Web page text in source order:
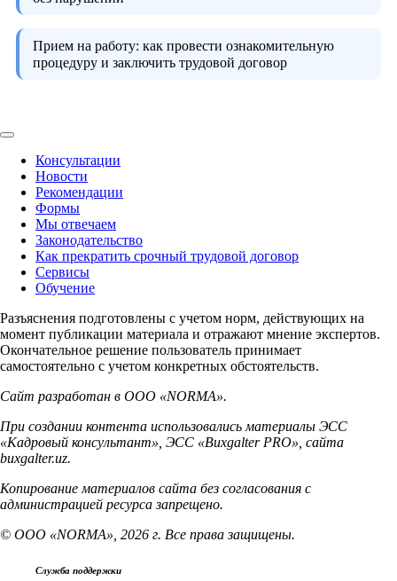
Прием на работу: как провести ознакомительную
процедуру и заключить трудовой договор
Консультации
Новости
Рекомендации
Формы
Мы отвечаем
Законодательство
Как прекратить срочный трудовой договор
Сервисы
Обучение
Разъяснения подготовлены с учетом норм, действующих на
момент публикации материала и отражают мнение экспертов.
Окончательное решение пользователь принимает
самостоятельно с учетом конкретных обстоятельств.
Сайт разработан в ООО «NORMA».
При создании контента использовались материалы ЭСС
«Кадровый консультант», ЭСС «Buxgalter PRO», сайта
buxgalter.uz.
Копирование материалов сайта без согласования с
администрацией ресурса запрещено.
© ООО «NORMA», 2026 г. Все права защищены.
Служба поддержки